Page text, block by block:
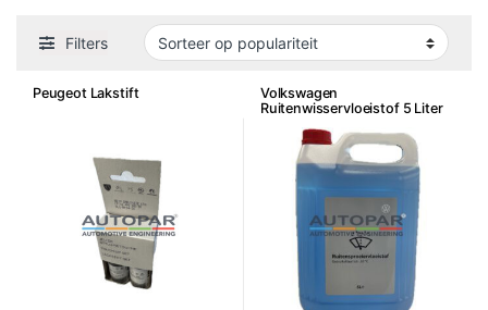
Filters
Peugeot Lakstift
Volkswagen
Ruitenwisservloeistof 5 Liter